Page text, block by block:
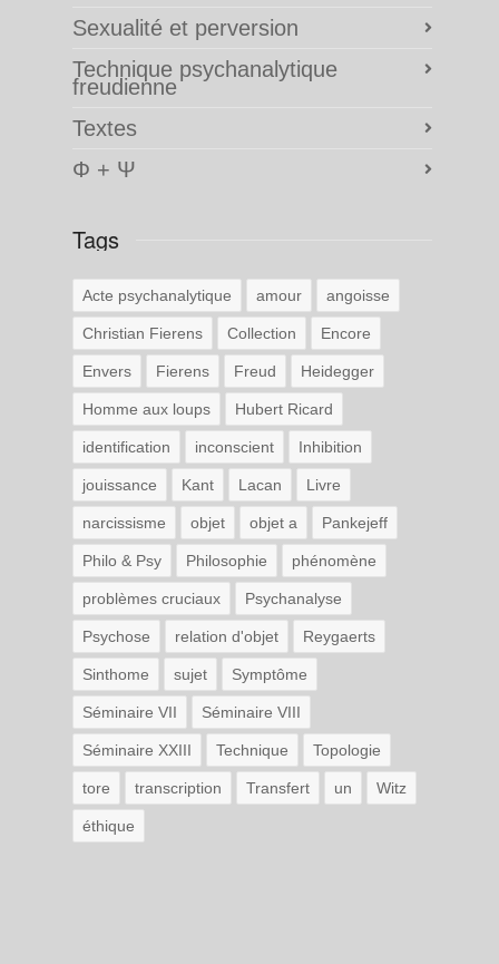
Sexualité et perversion
Technique psychanalytique
freudienne
Textes
Φ + Ψ
Tags
Acte psychanalytique amour angoisse
Christian Fierens Collection Encore
Envers Fierens Freud Heidegger
Homme aux loups Hubert Ricard
identification inconscient Inhibition
jouissance Kant Lacan Livre
narcissisme objet objet a Pankejeff
Philo & Psy Philosophie phénomène
problèmes cruciaux Psychanalyse
Psychose relation d'objet Reygaerts
Sinthome sujet Symptôme
Séminaire VII Séminaire VIII
Séminaire XXIII Technique Topologie
tore transcription Transfert un Witz
éthique